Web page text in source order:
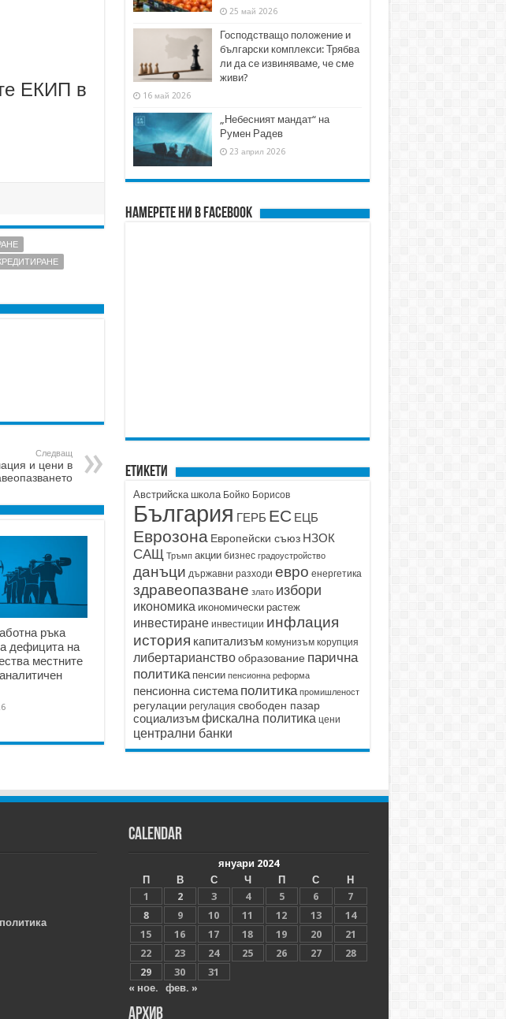
ЕКИП в
Следващ
и цени в
ръка
дефицита на
местните
25 май 2026
Господстващо положение и
български комплекси: Трябва
ли да се извиняваме, че сме
живи?
16 май 2026
„Небесният мандат“ на
Румен Радев
23 април 2026
Намерете ни в FACEBOOK
Етикети
Австрийска школа Бойко Борисов
България ГЕРБ ЕС ЕЦБ
Еврозона Европейски съюз НЗОК
САЩ Тръмп акции бизнес градоустройство
данъци държавни разходи евро енергетика
здравеопазване злато избори
икономика икономически растеж
инвестиране инвестиции инфлация
история капитализъм комунизъм корупция
либертарианство образование парична
политика пенсии пенсионна реформа
пенсионна система политика промишленост
регулации регулация свободен пазар
социализъмфискална политика цени
централни банки
Calendar
януари 2024
П
В С Ч П С
Н
1
2 3 4 5 6
7
8
9 10 11 12 13
14
15
16 17 18 19 20
21
22
23 24 25 26 27
28
29
30
31
« ное.
фев. »
Архив